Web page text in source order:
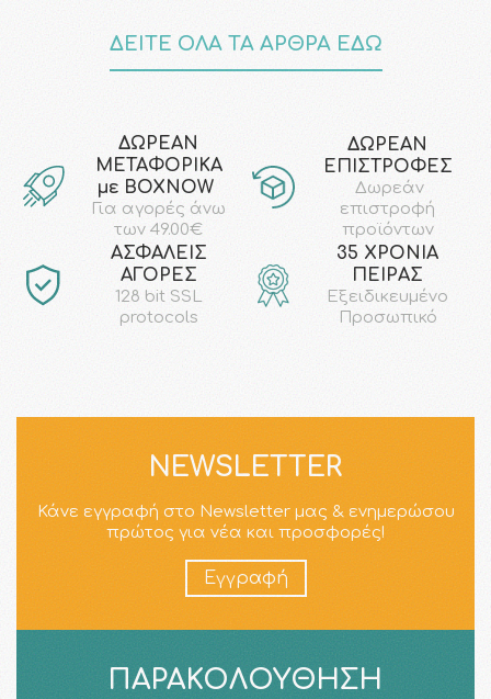
ΔΕΙΤΕ ΟΛΑ ΤΑ ΑΡΘΡΑ ΕΔΩ
ΔΩΡΕΑΝ
ΜΕΤΑΦΟΡΙΚΑ
με ΒΟΧΝΟW
Για αγορές άνω
των 49.00€
ΔΩΡΕΑΝ
ΕΠΙΣΤΡΟΦΕΣ
Δωρεάν
επιστροφή
προϊόντων
AΣΦΑΛΕΙΣ
ΑΓΟΡΕΣ
128 bit SSL
protocols
35 ΧΡΟΝΙΑ
ΠΕΙΡΑΣ
Εξειδικευμένο
Προσωπικό
NEWSLETTER
Κάνε εγγραφή στο Newsletter μας & ενημερώσου
πρώτος για νέα και προσφορές!
Εγγραφή
ΠΑΡΑΚΟΛΟΎΘΗΣΗ